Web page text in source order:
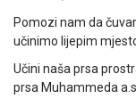
Pomozi nam da
učinimo lijepim
Učini naša prsa
prsa Muhammeda